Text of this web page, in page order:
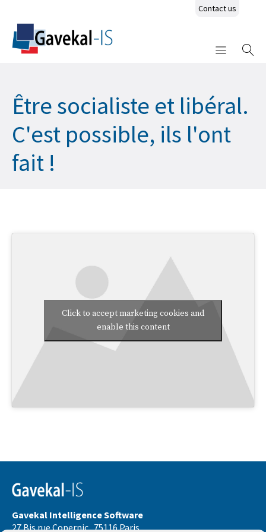
Contact us
Être socialiste et libéral.
C'est possible, ils l'ont
fait !
Click to accept marketing cookies and
enable this content
Gavekal Intelligence Software
27 Bis rue Copernic . 75116 Paris